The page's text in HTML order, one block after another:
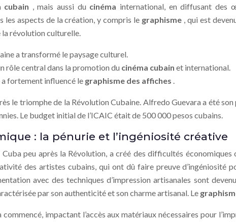
cubain , mais aussi du cinéma international, en diffusant des
les aspects de la création, y compris le graphisme , qui est
la révolution culturelle.
a transformé le paysage culturel.
rôle central dans la promotion du cinéma cubain et international.
fortement influencé le graphisme des affiches .
le triomphe de la Révolution Cubaine. Alfredo Guevara a été
Le budget initial de l’ICAIC était de 500 000 pesos cubains.
: la pénurie et l’ingéniosité créative
Cuba peu après la Révolution, a créé des difficultés
des artistes cubains, qui ont dû faire preuve d’ingéniosité
avec des techniques d’impression artisanales sont
par son authenticité et son charme artisanal. Le
impactant l’accès aux matériaux nécessaires pour